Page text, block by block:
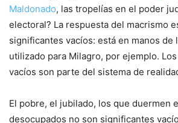
Maldonado, las tropelías en el poder
electoral? La respuesta del macrismo
significantes vacíos: está en manos de
utilizado para Milagro, por ejemplo.
vacíos son parte del sistema de
El pobre, el jubilado, los que duermen
desocupados no son significantes